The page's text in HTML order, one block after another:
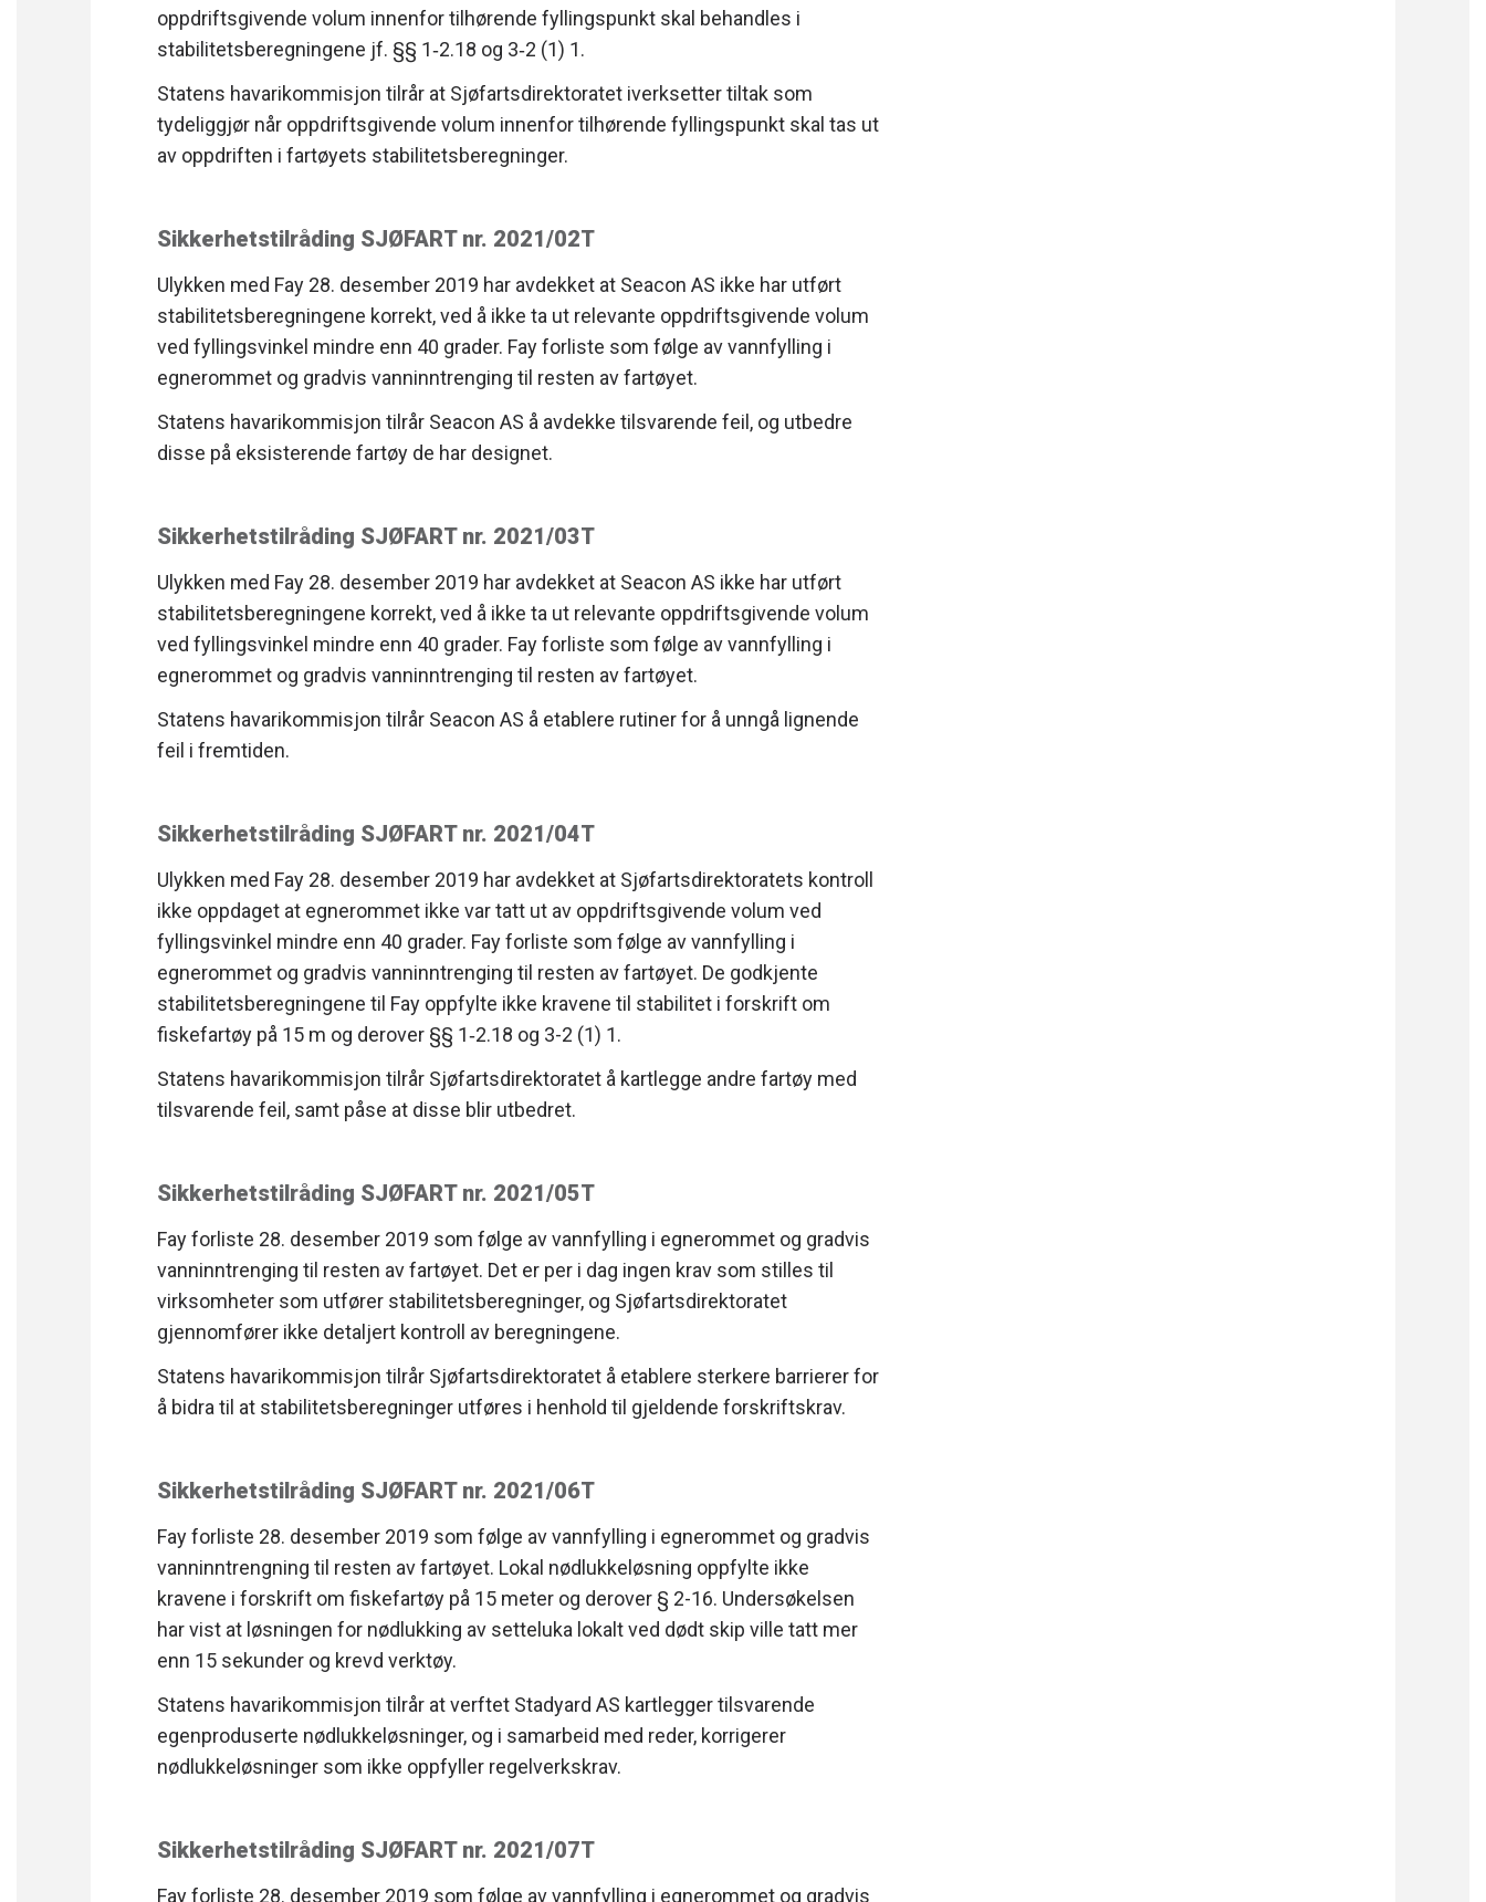
oppdriftsgivende volum innenfor tilhørende fyllingspunkt skal behandles i
stabilitetsberegningene jf. §§ 1‐2.18 og 3‐2 (1) 1.
Statens havarikommisjon tilrår at Sjøfartsdirektoratet iverksetter tiltak som
tydeliggjør når oppdriftsgivende volum innenfor tilhørende fyllingspunkt skal tas ut
av oppdriften i fartøyets stabilitetsberegninger.
Sikkerhetstilråding SJØFART nr. 2021/02T
Ulykken med Fay 28. desember 2019 har avdekket at Seacon AS ikke har utført
stabilitetsberegningene korrekt, ved å ikke ta ut relevante oppdriftsgivende volum
ved fyllingsvinkel mindre enn 40 grader. Fay forliste som følge av vannfylling i
egnerommet og gradvis vanninntrenging til resten av fartøyet.
Statens havarikommisjon tilrår Seacon AS å avdekke tilsvarende feil, og utbedre
disse på eksisterende fartøy de har designet.
Sikkerhetstilråding SJØFART nr. 2021/03T
Ulykken med Fay 28. desember 2019 har avdekket at Seacon AS ikke har utført
stabilitetsberegningene korrekt, ved å ikke ta ut relevante oppdriftsgivende volum
ved fyllingsvinkel mindre enn 40 grader. Fay forliste som følge av vannfylling i
egnerommet og gradvis vanninntrenging til resten av fartøyet.
Statens havarikommisjon tilrår Seacon AS å etablere rutiner for å unngå lignende
feil i fremtiden.
Sikkerhetstilråding SJØFART nr. 2021/04T
Ulykken med Fay 28. desember 2019 har avdekket at Sjøfartsdirektoratets kontroll
ikke oppdaget at egnerommet ikke var tatt ut av oppdriftsgivende volum ved
fyllingsvinkel mindre enn 40 grader. Fay forliste som følge av vannfylling i
egnerommet og gradvis vanninntrenging til resten av fartøyet. De godkjente
stabilitetsberegningene til Fay oppfylte ikke kravene til stabilitet i forskrift om
fiskefartøy på 15 m og derover §§ 1‐2.18 og 3-2 (1) 1.
Statens havarikommisjon tilrår Sjøfartsdirektoratet å kartlegge andre fartøy med
tilsvarende feil, samt påse at disse blir utbedret.
Sikkerhetstilråding SJØFART nr. 2021/05T
Fay forliste 28. desember 2019 som følge av vannfylling i egnerommet og gradvis
vanninntrenging til resten av fartøyet. Det er per i dag ingen krav som stilles til
virksomheter som utfører stabilitetsberegninger, og Sjøfartsdirektoratet
gjennomfører ikke detaljert kontroll av beregningene.
Statens havarikommisjon tilrår Sjøfartsdirektoratet å etablere sterkere barrierer for
å bidra til at stabilitetsberegninger utføres i henhold til gjeldende forskriftskrav.
Sikkerhetstilråding SJØFART nr. 2021/06T
Fay forliste 28. desember 2019 som følge av vannfylling i egnerommet og gradvis
vanninntrengning til resten av fartøyet. Lokal nødlukkeløsning oppfylte ikke
kravene i forskrift om fiskefartøy på 15 meter og derover § 2-16. Undersøkelsen
har vist at løsningen for nødlukking av setteluka lokalt ved dødt skip ville tatt mer
enn 15 sekunder og krevd verktøy.
Statens havarikommisjon tilrår at verftet Stadyard AS kartlegger tilsvarende
egenproduserte nødlukkeløsninger, og i samarbeid med reder, korrigerer
nødlukkeløsninger som ikke oppfyller regelverkskrav.
Sikkerhetstilråding SJØFART nr. 2021/07T
Fay forliste 28. desember 2019 som følge av vannfylling i egnerommet og gradvis